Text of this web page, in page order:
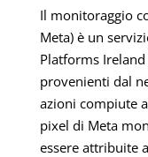
Il monitoraggio
Meta) è un
Platforms
provenienti dal
azioni compiute
pixel di Meta
essere attribuite